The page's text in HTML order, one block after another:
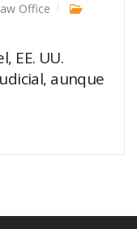
Office
EE. UU.
aunque